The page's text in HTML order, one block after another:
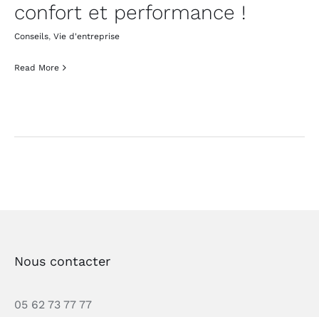
confort et performance !
Conseils, Vie d'entreprise
Read More
Nous contacter
05 62 73 77 77